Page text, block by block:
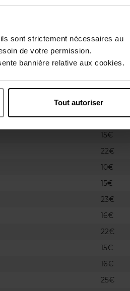
sont strictement nécessaires au
de votre permission.
bannière relative aux cookies.
Tout autoriser
40 min
39€
40 min
15€
22€
10€
15€
23€
16€
22€
15€
16€
25€